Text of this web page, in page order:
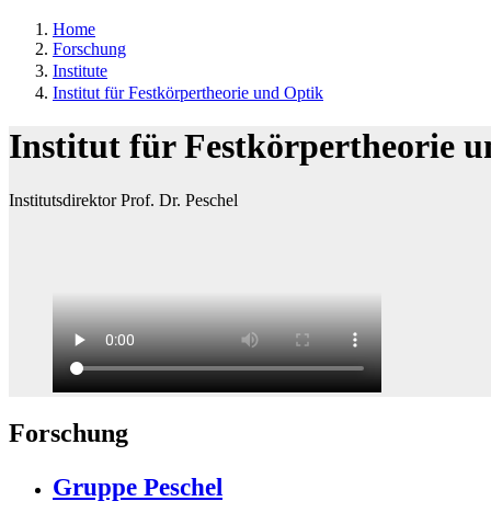
Home
Forschung
Institute
Institut für Festkörpertheorie und Optik
Institut für Festkörpertheorie
Institutsdirektor Prof. Dr. Peschel
Forschung
Gruppe Peschel